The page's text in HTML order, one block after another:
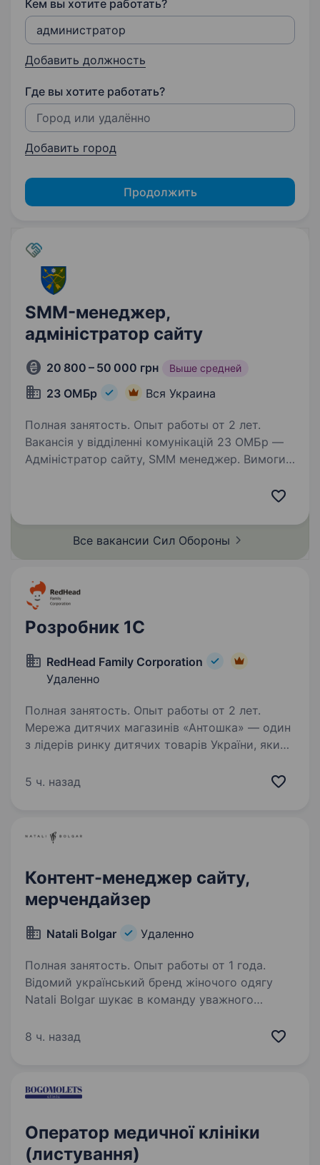
Кем вы хотите работать?
Добавить должность
Где вы хотите работать?
Добавить город
Продолжить
SMM-менеджер,
адміністратор сайту
20 800 – 50 000 грн Выше средней
23 ОМБр Вся Украина
Полная занятость. Опыт работы от 2 лет.
Вакансія у відділенні комунікацій 23 ОМБр —
Адміністратор сайту, SMM менеджер. Вимоги
Все вакансии Сил Обороны
Розробник 1C
RedHead Family Corporation
Удаленно
Полная занятость. Опыт работы от 2 лет.
Мережа дитячих магазинів «Антошка» — один
з лідерів ринку дитячих товарів України, який
планує активний розвиток мережі. З 1997 року
5 ч. назад
Контент-менеджер сайту,
мерчендайзер
Natali Bolgar Удаленно
Полная занятость. Опыт работы от 1 года.
Відомий український бренд жіночого одягу
Natali Bolgar шукає в команду уважного
підтримки та розвитку нашого інтернет-
8 ч. назад
Оператор медичної клініки
(листування)